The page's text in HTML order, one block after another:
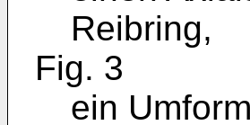
Reibring,
Fig. 3
ein